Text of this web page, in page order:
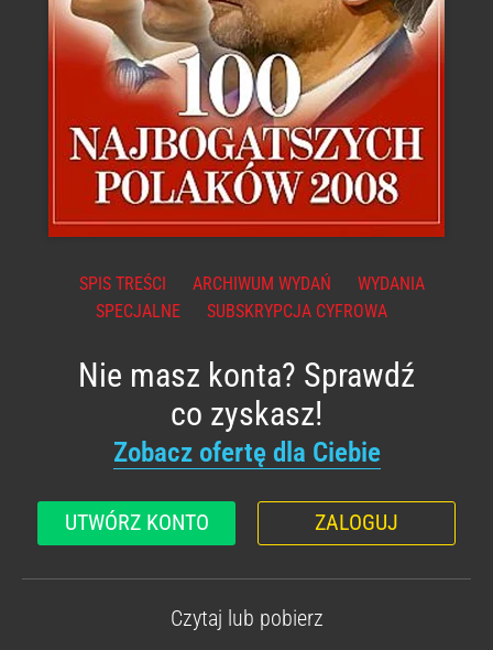
SPIS TREŚCI ARCHIWUM WYDAŃ
WYDANIA
SPECJALNE
SUBSKRYPCJA CYFROWA
Nie masz konta? Sprawdź
co zyskasz!
Zobacz ofertę dla Ciebie
UTWÓRZ KONTO ZALOGUJ
Czytaj lub pobierz